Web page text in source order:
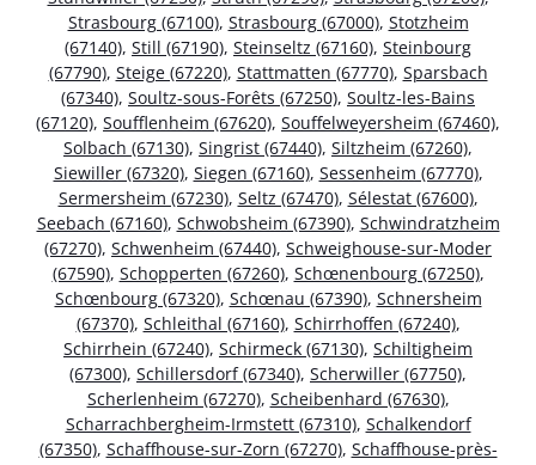
Strasbourg (67100), Strasbourg (67000), Stotzheim
(67140), Still (67190), Steinseltz (67160), Steinbourg
(67790), Steige (67220), Stattmatten (67770), Sparsbach
(67340), Soultz-sous-Forêts (67250), Soultz-les-Bains
(67120), Soufflenheim (67620), Souffelweyersheim (67460),
Solbach (67130), Singrist (67440), Siltzheim (67260),
Siewiller (67320), Siegen (67160), Sessenheim (67770),
Sermersheim (67230), Seltz (67470), Sélestat (67600),
Seebach (67160), Schwobsheim (67390), Schwindratzheim
(67270), Schwenheim (67440), Schweighouse-sur-Moder
(67590), Schopperten (67260), Schœnenbourg (67250),
Schœnbourg (67320), Schœnau (67390), Schnersheim
(67370), Schleithal (67160), Schirrhoffen (67240),
Schirrhein (67240), Schirmeck (67130), Schiltigheim
(67300), Schillersdorf (67340), Scherwiller (67750),
Scherlenheim (67270), Scheibenhard (67630),
Scharrachbergheim-Irmstett (67310), Schalkendorf
(67350), Schaffhouse-sur-Zorn (67270), Schaffhouse-près-